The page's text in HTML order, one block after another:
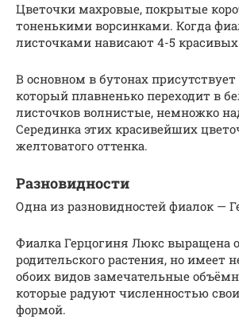
Цветочки махровые, покрытые
тоненькими ворсинками. Когда
листочками нависают 4-5 красивых
В основном в бутонах
который плавненько переходит в
листочков волнистые, немножко
Серединка этих красивейших
желтоватого оттенка.
Разновидности
Одна из разновидностей фиалок —
Фиалка Герцогиня Люкс выращена
родительского растения, но имеет
обоих видов замечательные
которые радуют численностью
формой.